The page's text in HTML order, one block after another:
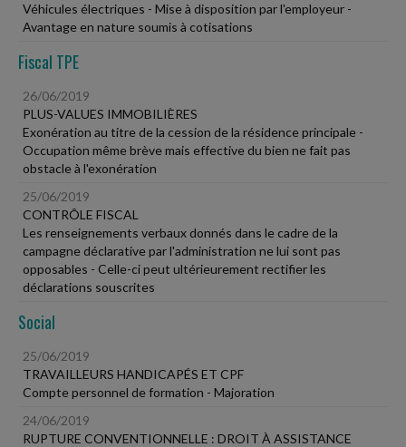
Véhicules électriques - Mise à disposition par l'employeur -
Avantage en nature soumis à cotisations
Fiscal TPE
26/06/2019
PLUS-VALUES IMMOBILIÈRES
Exonération au titre de la cession de la résidence principale -
Occupation même brève mais effective du bien ne fait pas
obstacle à l'exonération
25/06/2019
CONTRÔLE FISCAL
Les renseignements verbaux donnés dans le cadre de la
campagne déclarative par l'administration ne lui sont pas
opposables - Celle-ci peut ultérieurement rectifier les
déclarations souscrites
Social
25/06/2019
TRAVAILLEURS HANDICAPÉS ET CPF
Compte personnel de formation - Majoration
24/06/2019
RUPTURE CONVENTIONNELLE : DROIT À ASSISTANCE